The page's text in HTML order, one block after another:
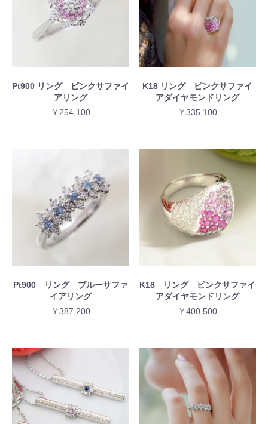
Pt900 リング ピンクサファイ
アリング
￥254,100
K18 リング ピンクサファイ
アダイヤモンドリング
￥335,100
Pt900 リング ブルーサファ
イアリング
￥387,200
K18 リング ピンクサファイ
アダイヤモンドリング
￥400,500